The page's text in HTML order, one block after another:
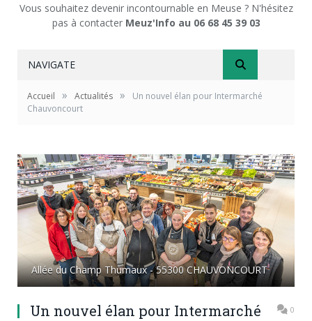
Vous souhaitez devenir incontournable en Meuse ? N'hésitez
pas à contacter Meuz'Info au 06 68 45 39 03
NAVIGATE
Accueil » Actualités »
Un nouvel élan pour Intermarché
Chauvoncourt
Allée du Champ Thumaux - 55300 CHAUVONCOURT
Un nouvel élan pour Intermarché
0